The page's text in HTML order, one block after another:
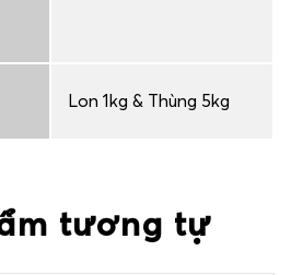
Lon 1kg & Thùng 5kg
tương tự